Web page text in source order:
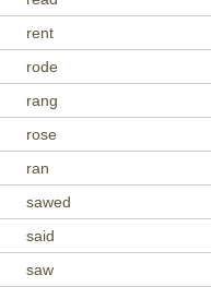
rent
rode
rang
rose
ran
sawed
said
saw